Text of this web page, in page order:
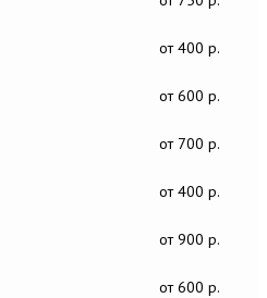
от 400 р.
от 600 р.
от 700 р.
от 400 р.
от 900 р.
от 600 р.